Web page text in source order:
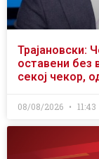
Трајановски:
оставени без
секој чекор,
08/08/2026 11:43